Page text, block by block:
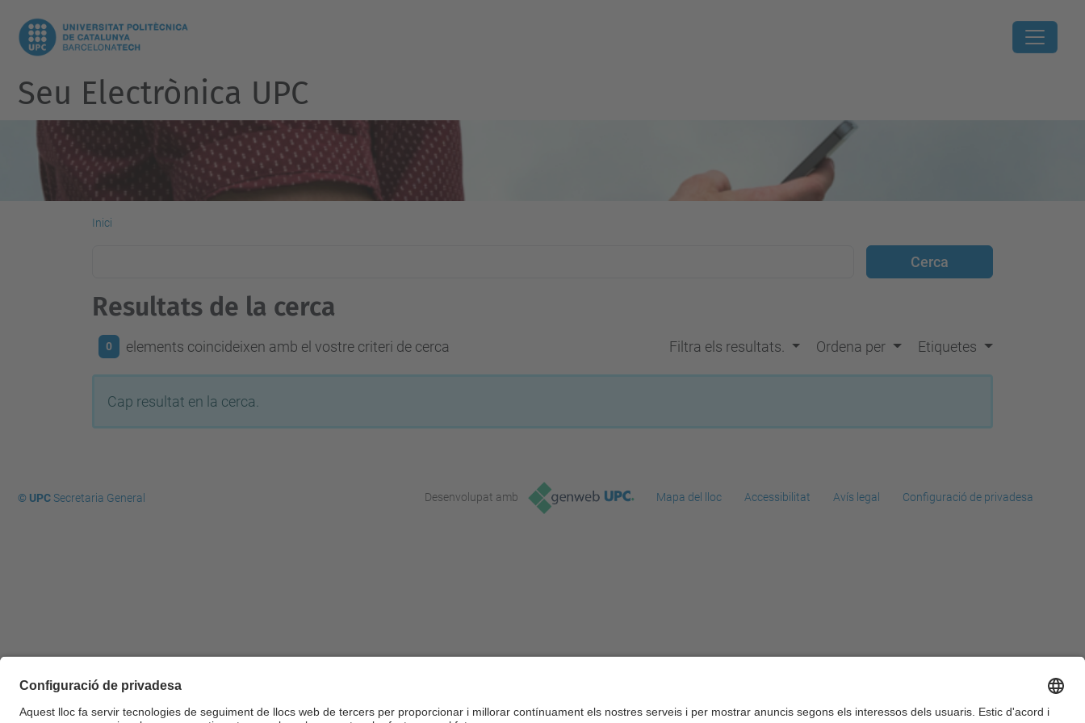
Seu Electrònica UPC
Inici
Resultats de la cerca
0 elements coincideixen amb el vostre criteri de cerca Filtra els resultats. Ordena per Etiquetes
Cap resultat en la cerca.
© UPCSecretaria General Desenvolupat amb Mapa del lloc Accessibilitat Avís legal Configuració de privadesa